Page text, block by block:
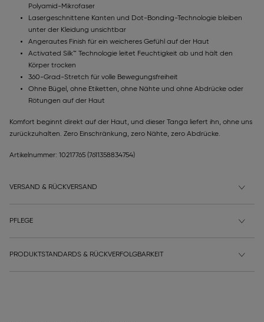
Polyamid-Mikrofaser
Lasergeschnittene Kanten und Dot-Bonding-Technologie bleiben
unter der Kleidung unsichtbar
Angerautes Finish für ein weicheres Gefühl auf der Haut
Activated Silk™ Technologie leitet Feuchtigkeit ab und hält den
Körper trocken
360-Grad-Stretch für volle Bewegungsfreiheit
Ohne Bügel, ohne Etiketten, ohne Nähte und ohne Abdrücke oder
Rötungen auf der Haut
Komfort beginnt direkt auf der Haut, und dieser Tanga liefert ihn, ohne uns
zurückzuhalten. Zero Einschränkung, zero Nähte, zero Abdrücke.
Artikelnummer: 10217765 (7611358834754)
VERSAND & RÜCKVERSAND
PFLEGE
PRODUKTSTANDARDS & RÜCKVERFOLGBARKEIT